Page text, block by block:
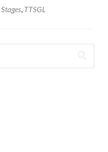
Stages, TTSGL